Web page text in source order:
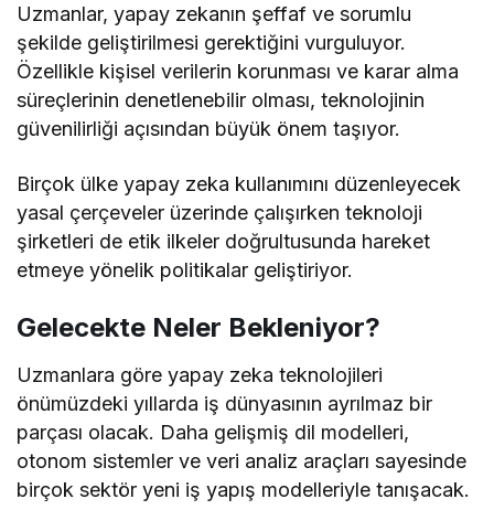
Uzmanlar, yapay zekanın şeffaf ve sorumlu
şekilde geliştirilmesi gerektiğini vurguluyor.
Özellikle kişisel verilerin korunması ve karar alma
süreçlerinin denetlenebilir olması, teknolojinin
güvenilirliği açısından büyük önem taşıyor.
Birçok ülke yapay zeka kullanımını düzenleyecek
yasal çerçeveler üzerinde çalışırken teknoloji
şirketleri de etik ilkeler doğrultusunda hareket
etmeye yönelik politikalar geliştiriyor.
Gelecekte Neler Bekleniyor?
Uzmanlara göre yapay zeka teknolojileri
önümüzdeki yıllarda iş dünyasının ayrılmaz bir
parçası olacak. Daha gelişmiş dil modelleri,
otonom sistemler ve veri analiz araçları sayesinde
birçok sektör yeni iş yapış modelleriyle tanışacak.